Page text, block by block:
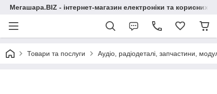
Мегашара.BIZ - інтернет-магазин електроніки та корисних
Товари та послуги Аудіо, радіодеталі, запчастини,